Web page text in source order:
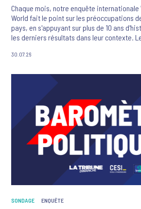
Chaque mois, notre enquête internationale
World fait le point sur les préoccupations
pays, en s'appuyant sur plus de 10 ans
les derniers résultats dans leur contexte.
criminalité et la violence, le changement
30.07.26
SONDAGE ENQUÊTE